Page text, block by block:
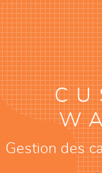
Gestion des